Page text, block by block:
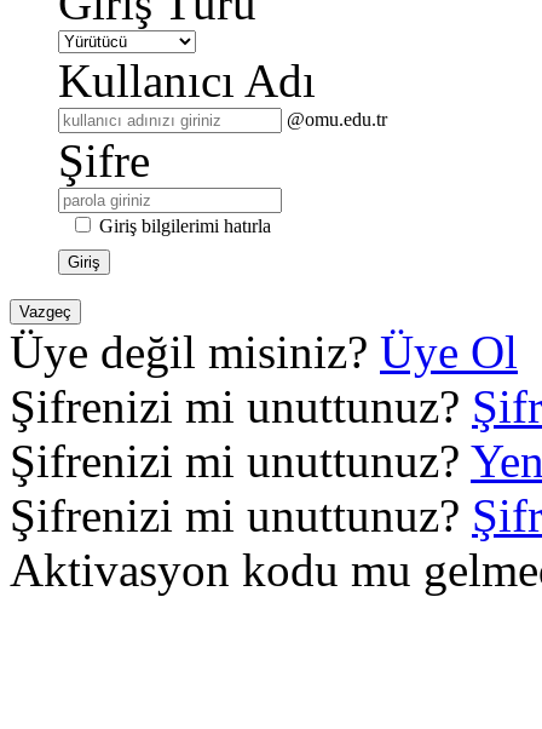
Kullanıcı Adı
@omu.edu.tr
Şifre
Giriş bilgilerimi hatırla
Giriş
Vazgeç
Üye değil misiniz? Üye Ol
Şifrenizi mi unuttunuz?
Şifrenizi mi unuttunuz?
Şifrenizi mi unuttunuz?
Aktivasyon kodu mu